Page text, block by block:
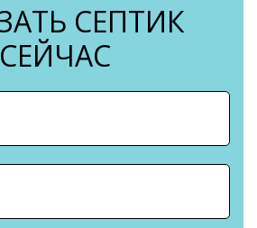
СЕПТИК
СЕЙЧАС